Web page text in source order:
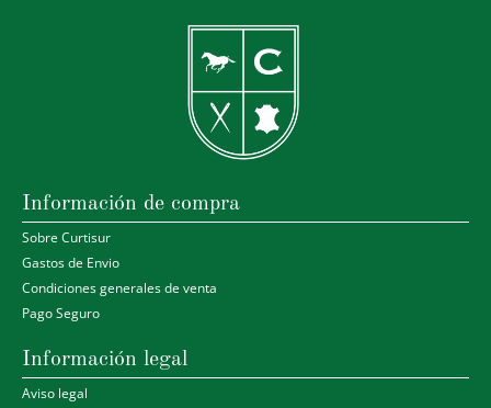
Información de compra
Sobre Curtisur
Gastos de Envio
Condiciones generales de venta
Pago Seguro
Información legal
Aviso legal